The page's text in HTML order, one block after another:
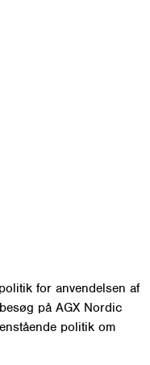
for anvendelsen af
på AGX Nordic
politik om